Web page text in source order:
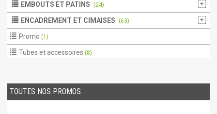
EMBOUTS ET PATINS (24)
ENCADREMENT ET CIMAISES (63)
Promo (1)
Tubes et accessoires (8)
TOUTES NOS PROMOS